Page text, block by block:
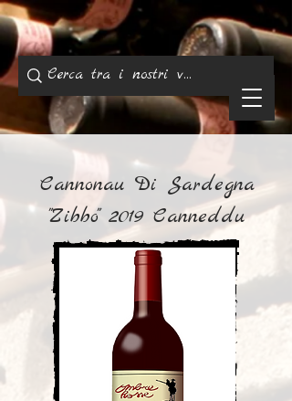
Cannonau Di Sardegna
"Zibbo" 2019 Canneddu